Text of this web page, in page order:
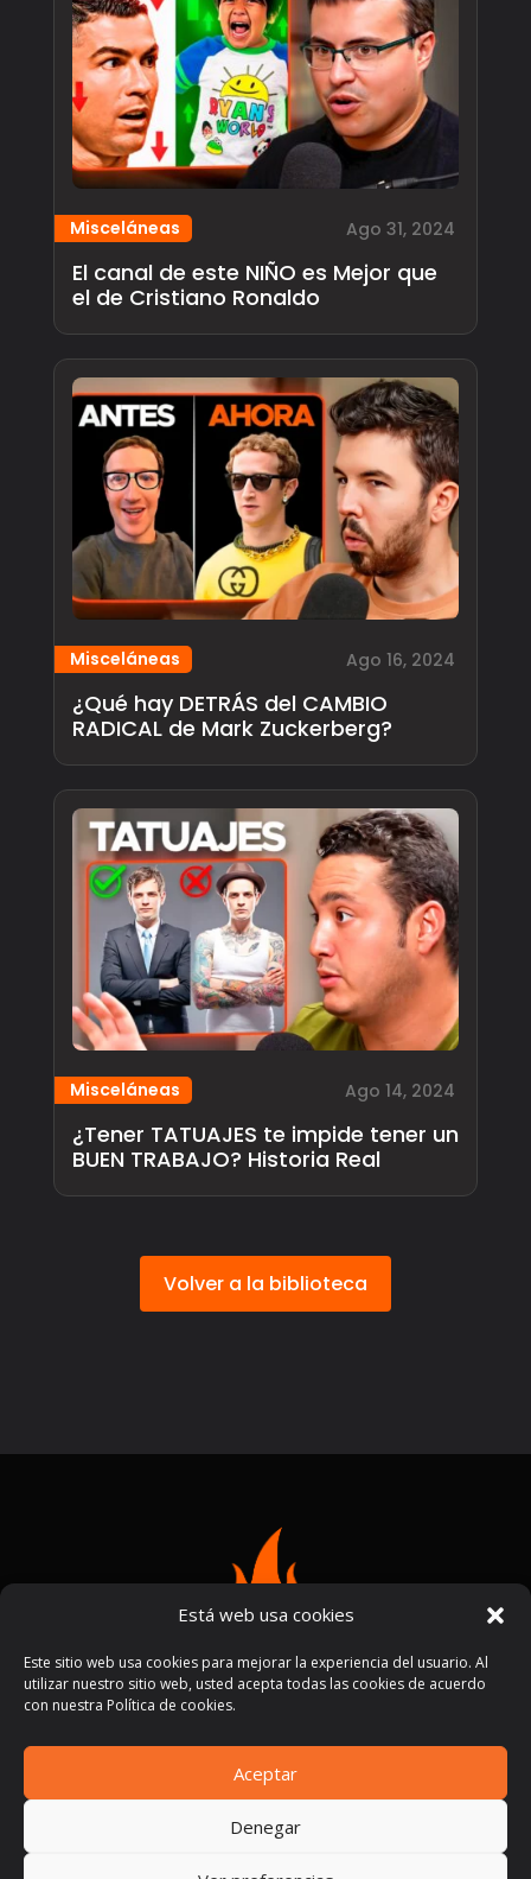
Está web usa cookies
Este sitio web usa cookies para mejorar la experiencia del usuario. Al
utilizar nuestro sitio web, usted acepta todas las cookies de acuerdo
con nuestra Política de cookies.
Aceptar
Denegar
Misceláneas Ago 31, 2024
El canal de este NIÑO es Mejor que
el de Cristiano Ronaldo
Misceláneas Ago 16, 2024
¿Qué hay DETRÁS del CAMBIO
RADICAL de Mark Zuckerberg?
Misceláneas Ago 14, 2024
¿Tener TATUAJES te impide tener un
BUEN TRABAJO? Historia Real
Volver a la biblioteca
Términos y condiciones|Políticas de privacidad